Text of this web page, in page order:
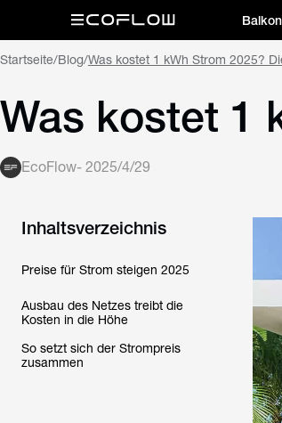
Startseite/Blog/Was kostet 1 kWh Strom 2025?
Was kostet 1
EcoFlow- 2025/4/29
Inhaltsverzeichnis
Preise für Strom steigen 2025
Ausbau des Netzes treibt die
Kosten in die Höhe
So setzt sich der Strompreis
zusammen